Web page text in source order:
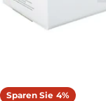
Sparen Sie 4%